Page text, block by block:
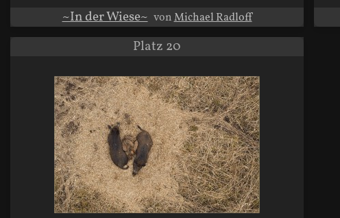
~In der Wiese~ vonMichael Radloff
Platz 20